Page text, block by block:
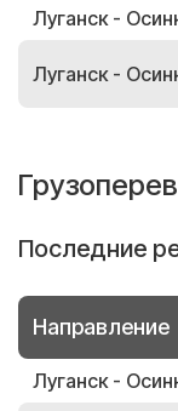
Луганск -
Луганск -
Последние
Направление
Луганск -